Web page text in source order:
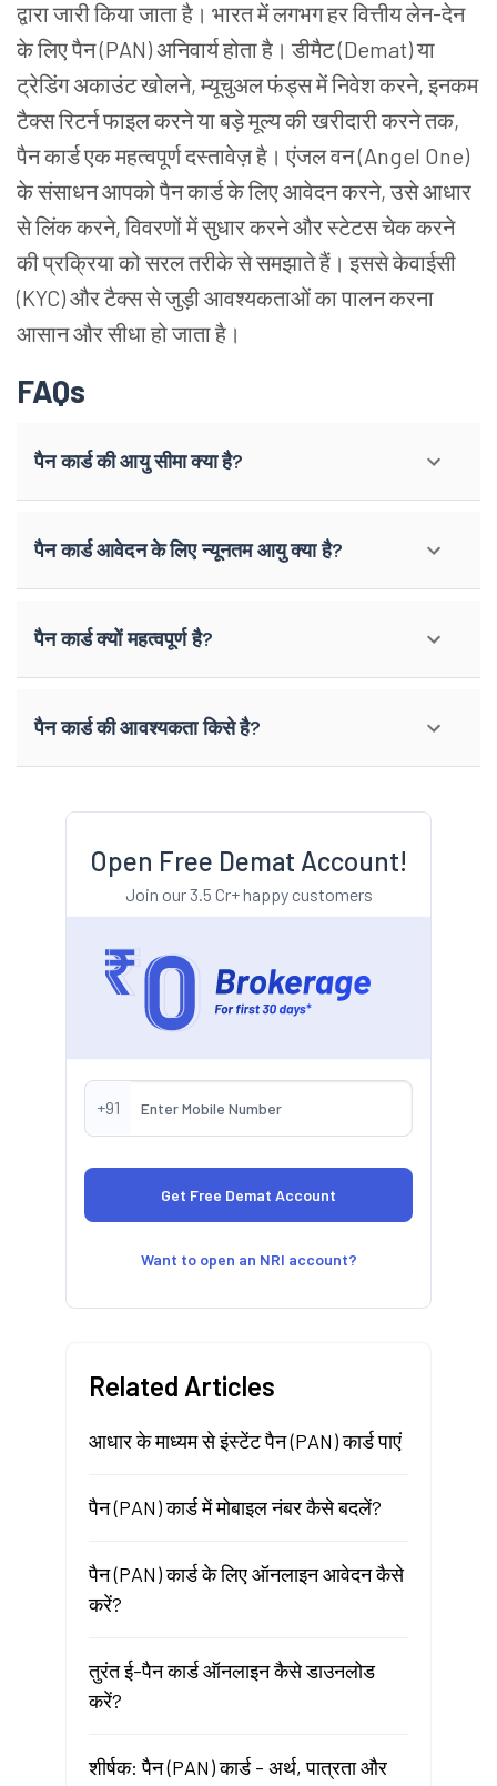
द्वारा जारी किया जाता है। भारत में लगभग हर वित्तीय लेन-देन
के लिए पैन (PAN) अनिवार्य होता है। डीमैट (Demat) या
ट्रेडिंग अकाउंट खोलने, म्यूचुअल फंड्स में निवेश करने, इनकम
टैक्स रिटर्न फाइल करने या बड़े मूल्य की खरीदारी करने तक,
पैन कार्ड एक महत्वपूर्ण दस्तावेज़ है। एंजल वन (Angel One)
के संसाधन आपको पैन कार्ड के लिए आवेदन करने, उसे आधार
से लिंक करने, विवरणों में सुधार करने और स्टेटस चेक करने
की प्रक्रिया को सरल तरीके से समझाते हैं। इससे केवाईसी
(KYC) और टैक्स से जुड़ी आवश्यकताओं का पालन करना
आसान और सीधा हो जाता है।
FAQs
पैन कार्ड की आयु सीमा क्या है?
पैन कार्ड आवेदन के लिए न्यूनतम आयु क्या है?
पैन कार्ड क्यों महत्वपूर्ण है?
पैन कार्ड की आवश्यकता किसे है?
Open Free Demat Account!
Join our 3.5 Cr+ happy customers
+91
Want to open an NRI account?
Related Articles
आधार के माध्यम से इंस्टेंट पैन (PAN) कार्ड पाएं
पैन (PAN) कार्ड में मोबाइल नंबर कैसे बदलें?
पैन (PAN) कार्ड के लिए ऑनलाइन आवेदन कैसे
करें?
तुरंत ई-पैन कार्ड ऑनलाइन कैसे डाउनलोड
करें?
शीर्षक: पैन (PAN) कार्ड - अर्थ, पात्रता और